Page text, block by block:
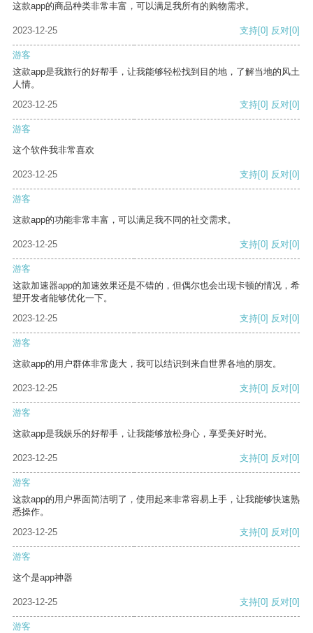
这款app的商品种类非常丰富，可以满足我所有的购物需求。
2023-12-25 支持[0] 反对[0]
游客
这款app是我旅行的好帮手，让我能够轻松找到目的地，了解当地的风土
人情。
2023-12-25
支持[0] 反对[0]
游客
这个软件我非常喜欢
2023-12-25 支持[0] 反对[0]
游客
这款app的功能非常丰富，可以满足我不同的社交需求。
2023-12-25 支持[0] 反对[0]
游客
这款加速器app的加速效果还是不错的，但偶尔也会出现卡顿的情况，希
望开发者能够优化一下。
2023-12-25
支持[0] 反对[0]
游客
这款app的用户群体非常庞大，我可以结识到来自世界各地的朋友。
2023-12-25 支持[0] 反对[0]
游客
这款app是我娱乐的好帮手，让我能够放松身心，享受美好时光。
2023-12-25 支持[0] 反对[0]
游客
这款app的用户界面简洁明了，使用起来非常容易上手，让我能够快速熟
悉操作。
2023-12-25
支持[0] 反对[0]
游客
这个是app神器
2023-12-25 支持[0] 反对[0]
游客